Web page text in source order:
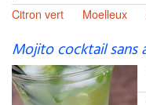
Citron vert
Moelleux
Mojito cocktail